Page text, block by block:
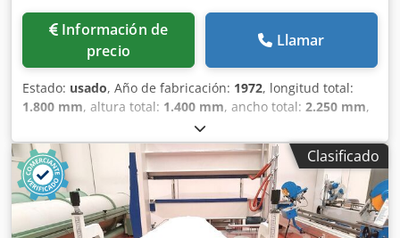
Información de
precio
Llamar
Estado: usado, Año de fabricación: 1972, longitud total:
1.800 mm, altura total: 1.400 mm, ancho total: 2.250 mm,
Color: Verde Peso en vacío: 2000 kg Precio: Consultar
Crodjzm N Rijpfx Anvjf - Año de fabricación: 1972 -
Documentación disponible: No - Certificado CE: No -
Sistema de control: Convencional - Dimensiones de
transporte: 1800 mm x 2250 mm x 1400 mm (largo x ancho
x alto) - Peso de transporte [kg]: 2000 kg - Paquetes de
Clasificado